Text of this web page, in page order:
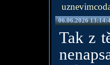
06.06.2026
Tak z